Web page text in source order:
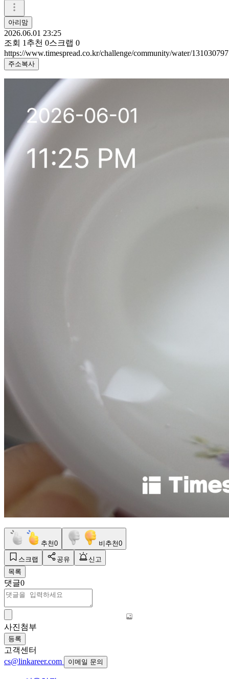
아리맘
2026.06.01 23:25
조회 1 추천 0스크랩 0
https://www.timespread.co.kr/challenge/community/water/131030797
주소복사
추천0 비추천0
스크랩 공유
신고
목록
댓글0
사진첨부
등록
고객센터
cs@linkareer.com
이메일 문의